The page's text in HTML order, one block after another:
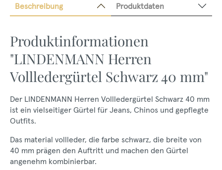
Beschreibung Produktdaten
Produktinformationen
"LINDENMANN Herren
Vollledergürtel Schwarz 40 mm"
Der LINDENMANN Herren Vollledergürtel Schwarz 40 mm
ist ein vielseitiger Gürtel für Jeans, Chinos und gepflegte
Outfits.
Das material vollleder, die farbe schwarz, die breite von
40 mm prägen den Auftritt und machen den Gürtel
angenehm kombinierbar.